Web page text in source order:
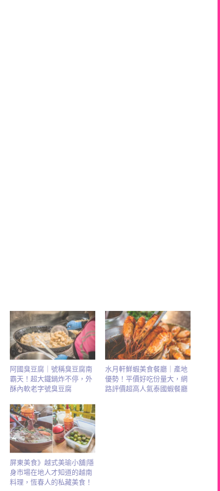
阿國臭豆腐｜號稱臭豆腐南
霸天！超大鐵鍋炸不停，外
酥內軟老字號臭豆腐
水月軒鮮蝦美食餐廳｜產地
優勢！平價好吃份量大，網
路評價超高人氣泰國蝦餐廳
屏東美食》越式美瑜小舖|隱
身市場在地人才知道的越南
料理，恆春人的私藏美食！